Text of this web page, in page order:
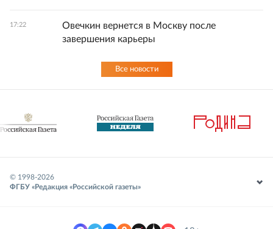
17:22
Овечкин вернется в Москву после
завершения карьеры
Все новости
© 1998-2026
ФГБУ «Редакция «Российской газеты»